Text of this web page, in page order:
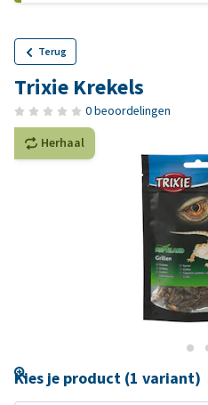
Terug
Trixie Krekels
0 beoordelingen
Herhaal
Kies je product (1 variant)